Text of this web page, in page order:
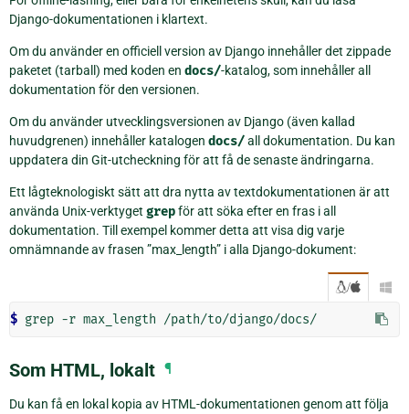
Django-dokumentationen i klartext.
Om du använder en officiell version av Django innehåller det zippade
paketet (tarball) med koden en docs/-katalog, som innehåller all
dokumentation för den versionen.
Om du använder utvecklingsversionen av Django (även kallad
huvudgrenen) innehåller katalogen docs/all dokumentation. Du kan
uppdatera din Git-utcheckning för att få de senaste ändringarna.
Ett lågteknologiskt sätt att dra nytta av textdokumentationen är att
använda Unix-verktyget grepför att söka efter en fras i all
dokumentation. Till exempel kommer detta att visa dig varje
omnämnande av frasen ”max_length” i alla Django-dokument:
/ 
$ grep -r max_length
Som HTML, lokalt ¶
Du kan få en lokal kopia av HTML-dokumentationen genom att följa